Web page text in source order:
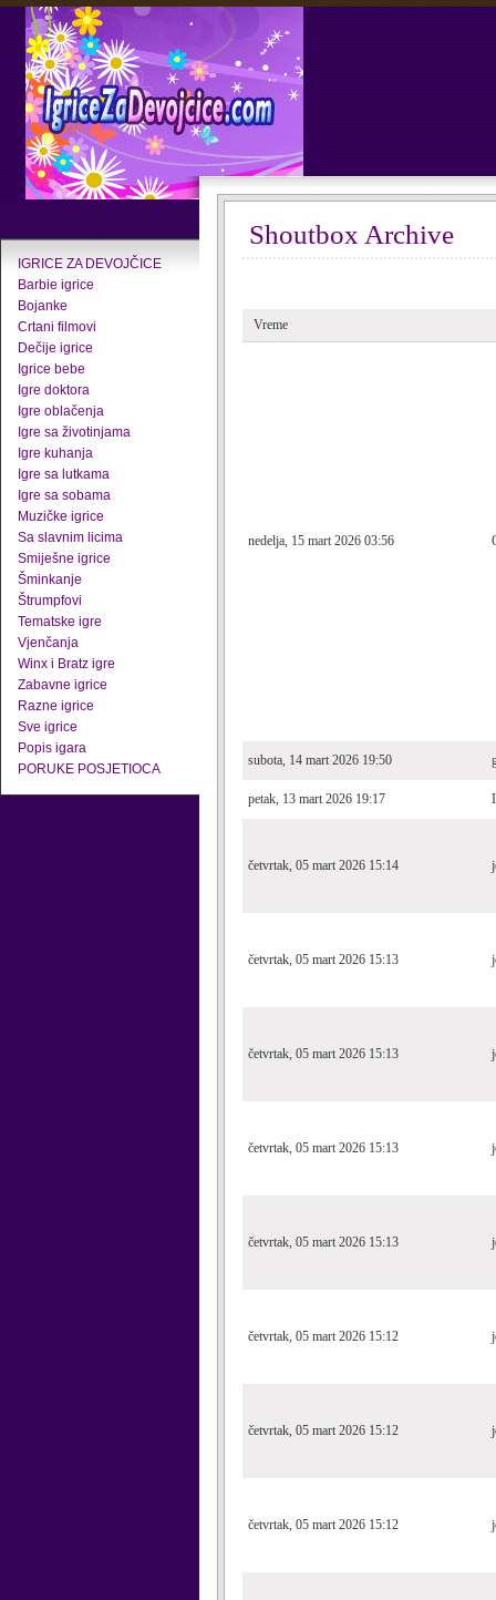
IGRICE ZA DEVOJČICE
Barbie igrice
Bojanke
Crtani filmovi
Dečije igrice
Igrice bebe
Igre doktora
Igre oblačenja
Igre sa životinjama
Igre kuhanja
Igre sa lutkama
Igre sa sobama
Muzičke igrice
Sa slavnim licima
Smiješne igrice
Šminkanje
Štrumpfovi
Tematske igre
Vjenčanja
Winx i Bratz igre
Zabavne igrice
Razne igrice
Sve igrice
Popis igara
PORUKE POSJETIOCA
Shoutbox Archive
Vreme
nedelja, 15 mart 2026 03:56
subota, 14 mart 2026 19:50
petak, 13 mart 2026 19:17
četvrtak, 05 mart 2026 15:14
četvrtak, 05 mart 2026 15:13
četvrtak, 05 mart 2026 15:13
četvrtak, 05 mart 2026 15:13
četvrtak, 05 mart 2026 15:13
četvrtak, 05 mart 2026 15:12
četvrtak, 05 mart 2026 15:12
četvrtak, 05 mart 2026 15:12